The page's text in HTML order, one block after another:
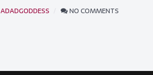
ADADGODDESS NO COMMENTS